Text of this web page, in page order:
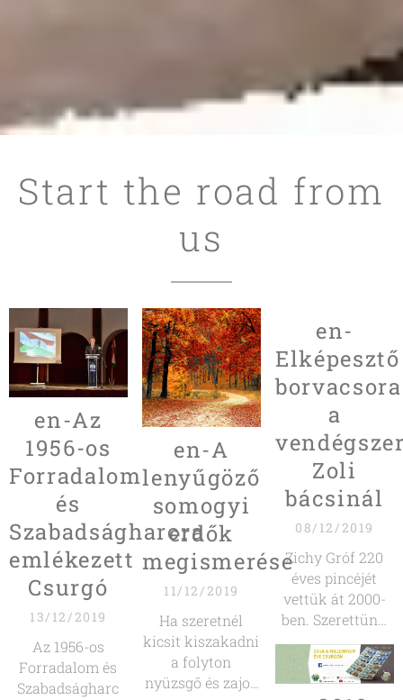
Start the road from
us
en-Az
1956-os
Forradalom
és
Szabadságharcra
emlékezett
Csurgó
13/12/2019
Az 1956-os
Forradalom és
Szabadságharc
en-A
lenyűgöző
somogyi
erdők
megismerése
11/12/2019
Ha szeretnél
kicsit kiszakadni
a folyton
nyüzsgő és zajos
en-
Elképesztő
borvacsora
a
Zoli
bácsinál
08/12/2019
Zichy Gróf 220
éves pincéjét
vettük át 2000-
ben. Szerettünk
volna egy olyan
helyet teremteni
amiben